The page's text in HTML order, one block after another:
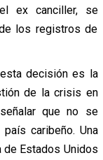
ex canciller, se
los registros de
decisión es la
de la crisis en
que no se
caribeño. Una
de Estados Unidos